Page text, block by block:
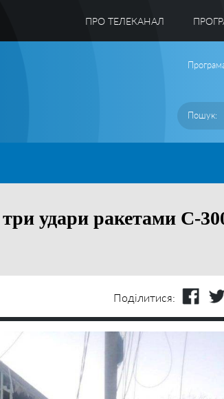
ПРО ТЕЛЕКАНАЛ
удари ракетами С-
Поділитися: